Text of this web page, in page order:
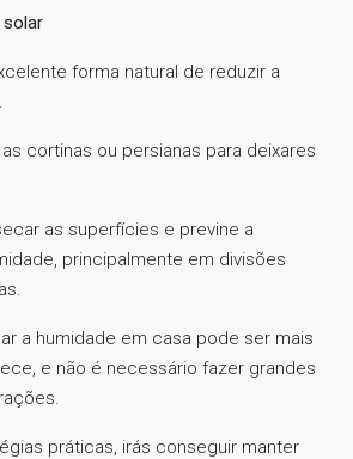
solar
forma natural de reduzir a
cortinas ou persianas para deixares
as superfícies e previne a
principalmente em divisões
a humidade em casa pode ser mais
e não é necessário fazer grandes
práticas, irás conseguir manter